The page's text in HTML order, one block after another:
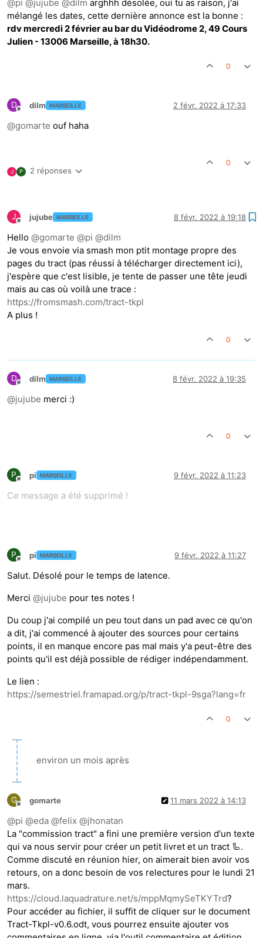
@pi @jujube @dilm arghhh désolée, oui tu as raison, j'ai
mélangé les dates, cette dernière annonce est la bonne :
rdv mercredi 2 février au bar du Vidéodrome 2, 49 Cours
Julien - 13006 Marseille, à 18h30.
0
D
Hors-ligne
dilm MARSEILLE 2 févr. 2022 à 17:33
@gomarte ouf haha
J P 2 réponses
0
J
Hors-ligne
jujube MARSEILLE 8 févr. 2022 à 19:18
Hello @gomarte @pi @dilm
Je vous envoie via smash mon ptit montage propre des
pages du tract (pas réussi à télécharger directement ici),
j'espère que c'est lisible, je tente de passer une tête jeudi
mais au cas où voilà une trace :
https://fromsmash.com/tract-tkpl
A plus !
0
D
Hors-ligne
dilm MARSEILLE 8 févr. 2022 à 19:35
@jujube merci :)
0
P
Hors-ligne
pi MARSEILLE 9 févr. 2022 à 11:23
Ce message a été supprimé !
P
Hors-ligne
pi MARSEILLE 9 févr. 2022 à 11:27
Salut. Désolé pour le temps de latence.
Merci @jujube pour tes notes !
Du coup j'ai compilé un peu tout dans un pad avec ce qu'on
a dit, j'ai commencé à ajouter des sources pour certains
points, il en manque encore pas mal mais y'a peut-être des
points qu'il est déjà possible de rédiger indépendamment.
Le lien :
https://semestriel.framapad.org/p/tract-tkpl-9sga?lang=fr
0
environ un mois après
G
Hors-ligne
gomarte 11 mars 2022 à 14:13
@pi @eda @felix @jhonatan
La "commission tract" a fini une première version d'un texte
qui va nous servir pour créer un petit livret et un tract 🦾.
Comme discuté en réunion hier, on aimerait bien avoir vos
retours, on a donc besoin de vos relectures pour le lundi 21
mars.
https://cloud.laquadrature.net/s/mppMqmySeTKYTrd?
Pour accéder au fichier, il suffit de cliquer sur le document
Tract-Tkpl-v0.6.odt, vous pourrez ensuite ajouter vos